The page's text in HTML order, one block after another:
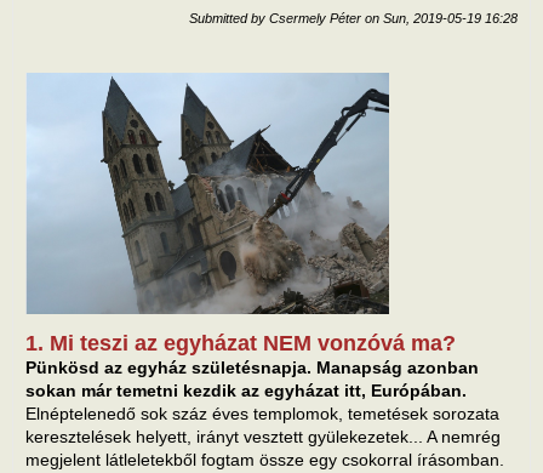
Submitted by Csermely Péter on Sun, 2019-05-19 16:28
1. Mi teszi az egyházat NEM vonzóvá ma?
Pünkösd az egyház születésnapja. Manapság azonban
sokan már temetni kezdik az egyházat itt, Európában.
Elnéptelenedő sok száz éves templomok, temetések sorozata
keresztelések helyett, irányt vesztett gyülekezetek... A nemrég
megjelent látleletekből fogtam össze egy csokorral írásomban.